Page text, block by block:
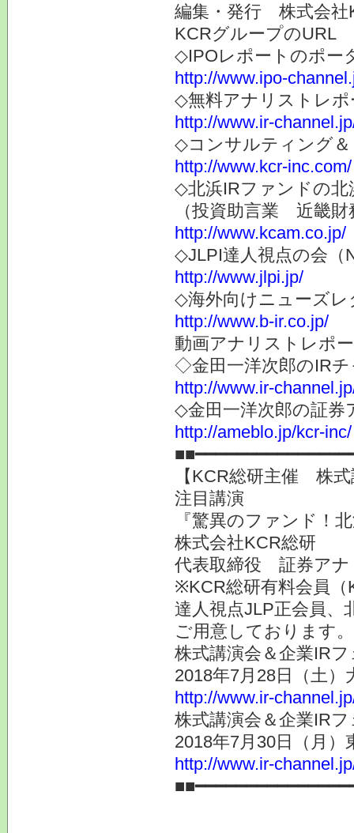
編集・発行 株式会社
KCRグループのURL
◇IPOレポートのポー
http://www.ipo-
◇無料アナリストレ
http://www.ir-
◇コンサルティング＆
http://www.kcr-inc.com/
◇北浜IRファンドの北
（投資助言業 近畿財
http://www.kcam.co.jp/
◇JLPI達人視点の会（
http://www.jlpi.jp/
◇海外向けニューズレ
http://www.b-ir.co.jp/
動画アナリストレポ
◇金田一洋次郎のIR
http://www.ir-
◇金田一洋次郎の証券
http://ameblo.jp/kcr-inc/
【KCR総研主催 株
注目講演
『驚異のファンド！
株式会社KCR総研
代表取締役 証券ア
※KCR総研有料会員（
達人視点JLP正会員、
ご用意しております。
株式講演会＆企業IR
2018年7月28日（土
http://www.ir-
株式講演会＆企業IR
2018年7月30日（月
http://www.ir-